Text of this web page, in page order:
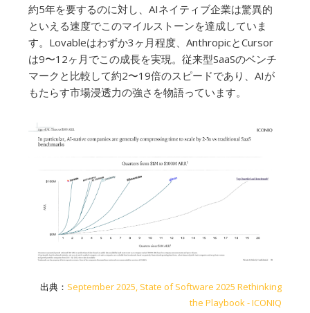
約5年を要するのに対し、AIネイティブ企業は驚異的
といえる速度でこのマイルストーンを達成していま
す。Lovableはわずか3ヶ月程度、AnthropicとCursor
は9〜12ヶ月でこの成長を実現。従来型SaaSのベンチ
マークと比較して約2〜19倍のスピードであり、AIが
もたらす市場浸透力の強さを物語っています。
出典： September 2025, State of Software 2025 Rethinking
the Playbook - ICONIQ